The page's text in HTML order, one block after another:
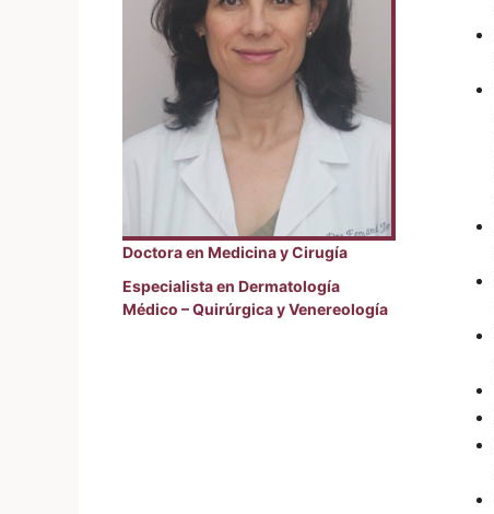
Doctora en Medicina y Cirugía
Especialista en Dermatología
Médico – Quirúrgica y Venereología